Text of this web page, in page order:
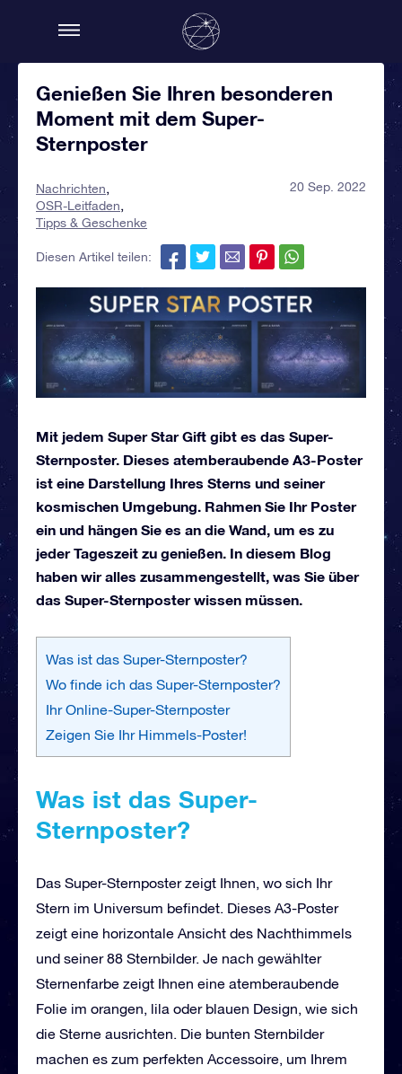
Genießen Sie Ihren besonderen
Moment mit dem Super-
Sternposter
Nachrichten
OSR-Leitfaden
Tipps & Geschenke
20 Sep. 2022
Diesen Artikel teilen:
Mit jedem Super Star Gift gibt es das Super-
Sternposter. Dieses atemberaubende A3-Poster
ist eine Darstellung Ihres Sterns und seiner
kosmischen Umgebung. Rahmen Sie Ihr Poster
ein und hängen Sie es an die Wand, um es zu
jeder Tageszeit zu genießen. In diesem Blog
haben wir alles zusammengestellt, was Sie über
das Super-Sternposter wissen müssen.
Was ist das Super-Sternposter?
Wo finde ich das Super-Sternposter?
Ihr Online-Super-Sternposter
Zeigen Sie Ihr Himmels-Poster!
Was ist das Super-
Sternposter?
Das Super-Sternposter zeigt Ihnen, wo sich Ihr
Stern im Universum befindet. Dieses A3-Poster
zeigt eine horizontale Ansicht des Nachthimmels
und seiner 88 Sternbilder. Je nach gewählter
Sternenfarbe zeigt Ihnen eine atemberaubende
Folie im orangen, lila oder blauen Design, wie sich
die Sterne ausrichten. Die bunten Sternbilder
machen es zum perfekten Accessoire, um Ihrem